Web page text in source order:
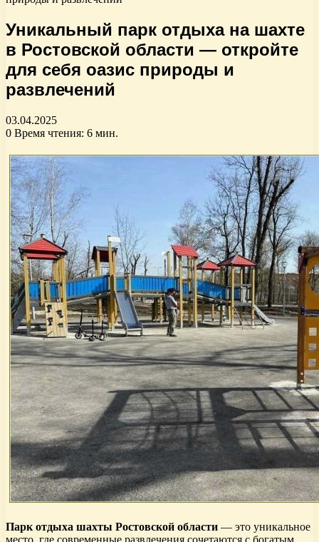
Уникальный парк отдыха на шахте
в Ростовской области — откройте
для себя оазис природы и
развлечений
03.04.2025
0 Время чтения: 6 мин.
Парк отдыха шахты Ростовской области — это уникальное
место, где современные развлечения сочетаются с богатым